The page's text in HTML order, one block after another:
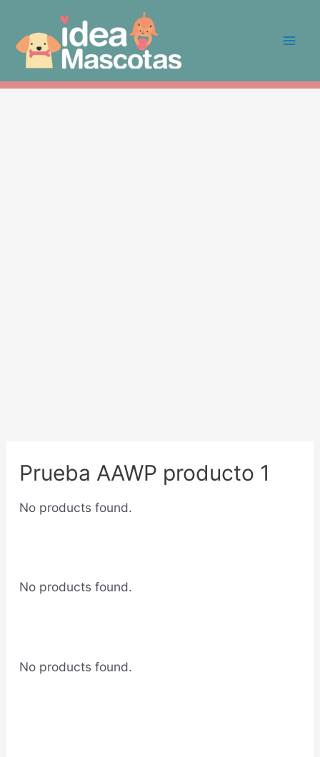
Prueba AAWP producto 1
No products found.
No products found.
No products found.